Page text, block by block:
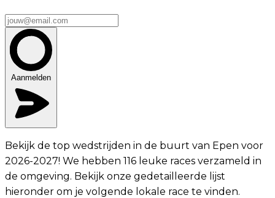
Aanmelden
Bekijk de top wedstrijden in de buurt van Epen voor
2026-2027! We hebben 116 leuke races verzameld in
de omgeving. Bekijk onze gedetailleerde lijst
hieronder om je volgende lokale race te vinden.